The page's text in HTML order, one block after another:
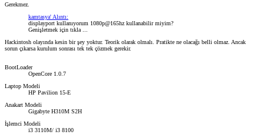
Gerekmez.
kamtasya' Alıntı:
displayport kullanıyorum 1080p@165hz kullanabilir miyim?
Genişletmek için tıkla ...
Hackintosh olayında kesin bir şey yoktur. Teorik olarak olmalı. Pratikte ne olacağı belli olmaz. Ancak
sorun çıkarsa kurulum sonrası tek tek çözmek gerekir.
BootLoader
OpenCore 1.0.7
Laptop Modeli
HP Pavilion 15-E
Anakart Modeli
Gigabyte H310M S2H
İşlemci Modeli
i3 3110M/ i3 8100